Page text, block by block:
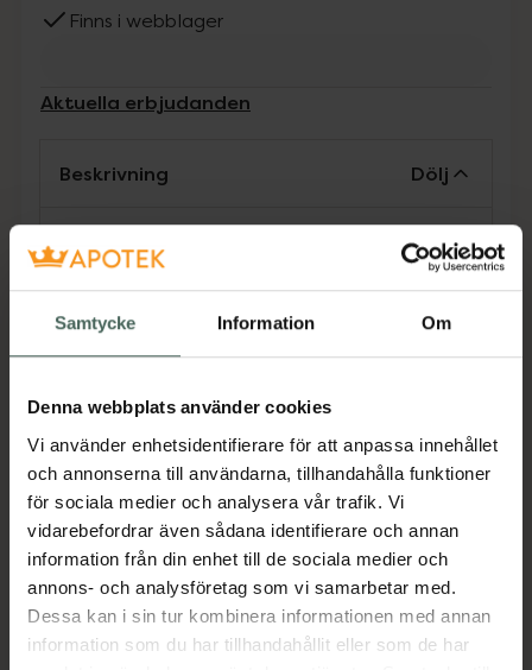
Samtycke Information Om
Denna webbplats använder cookies
Vi använder enhetsidentifierare för att anpassa innehållet
och annonserna till användarna, tillhandahålla funktioner
för sociala medier och analysera vår trafik. Vi
vidarebefordrar även sådana identifierare och annan
information från din enhet till de sociala medier och
annons- och analysföretag som vi samarbetar med.
Dessa kan i sin tur kombinera informationen med annan
information som du har tillhandahållit eller som de har
Finns i webblager
Aktuella erbjudanden
Beskrivning Dölj
Receptfritt läkemedel. Läs alltid
bipacksedeln innan användning.
Receptfritt läkemedel. Innerförband vid
dubbelbandagering. Läs alltid bipacksedel
EAN:07046265384540
Kategorier:
Sår & förband Sår, bett och stick
Bipacksedel från FASS Visa